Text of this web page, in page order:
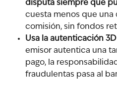
disputa siempre que
cuesta menos que
comisión, sin fondos
Usa la autenticación
emisor autentica una
pago, la
fraudulentas pasa al